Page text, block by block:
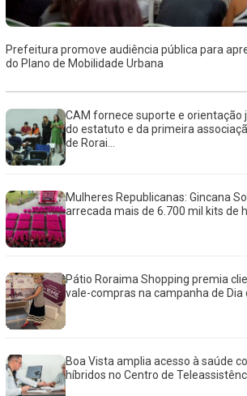
Prefeitura promove audiência pública para
do Plano de Mobilidade Urbana
CAM fornece suporte e orientação
do estatuto e da primeira
de Rorai...
Mulheres Republicanas: Gincana
arrecada mais de 6.700 mil kits de
Pátio Roraima Shopping premia
vale-compras na campanha de Dia
Boa Vista amplia acesso à saúde
híbridos no Centro de